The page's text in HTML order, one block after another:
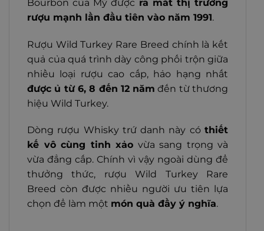
Bourbon của Mỹ được ra mắt thị trường
rượu mạnh lần đầu tiên vào năm 1991.
Rượu Wild Turkey Rare Breed chính là kết
quả của quá trình dày công phối trộn giữa
nhiều loại rượu cao cấp, hảo hạng nhất
được ủ từ 6, 8 đến 12 năm đến từ thương
hiệu Wild Turkey.
Dòng rượu Whisky trứ danh này có thiết
kế vô cùng tinh xảo vừa sang trọng và
vừa đẳng cấp. Chính vì vậy ngoài dùng để
thưởng thức, rượu Wild Turkey Rare
Breed còn được nhiều người ưu tiên lựa
chọn để làm một món quà đầy ý nghĩa.